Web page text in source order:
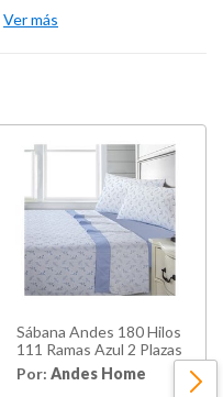
Ver más
Sábana Andes 180 Hilos
111 Ramas Azul 2 Plazas
Por: Andes Home